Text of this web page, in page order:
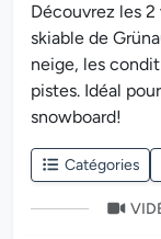
Découvrez les
skiable de
neige, les
pistes. Idéal
snowboard!
Catégories